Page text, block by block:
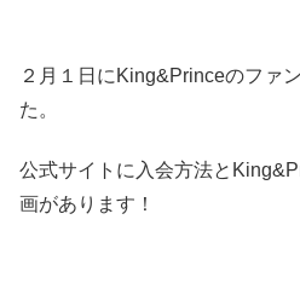
２月１日にKing&Princeのファ
た。
公式サイトに入会方法と
画があります！